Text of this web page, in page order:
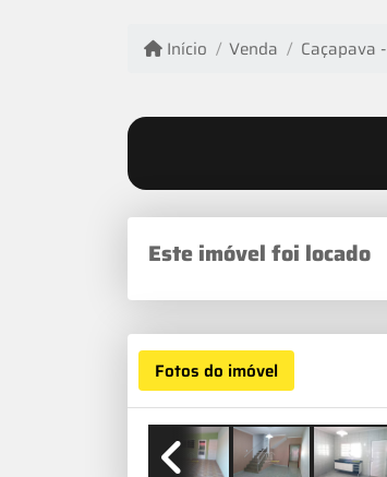
Início Venda Caçapava -
Este imóvel foi locado
Fotos do imóvel